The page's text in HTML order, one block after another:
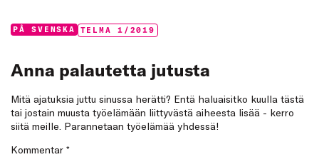
Categories:
PÅ SVENSKA Tags:
TELMA 1/2019
Anna palautetta jutusta
Mitä ajatuksia juttu sinussa herätti? Entä haluaisitko kuulla tästä
tai jostain muusta työelämään liittyvästä aiheesta lisää - kerro
siitä meille. Parannetaan työelämää yhdessä!
Kommentar *